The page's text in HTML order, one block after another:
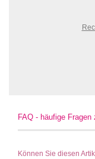
FAQ - häufige Fragen
Können Sie diesen